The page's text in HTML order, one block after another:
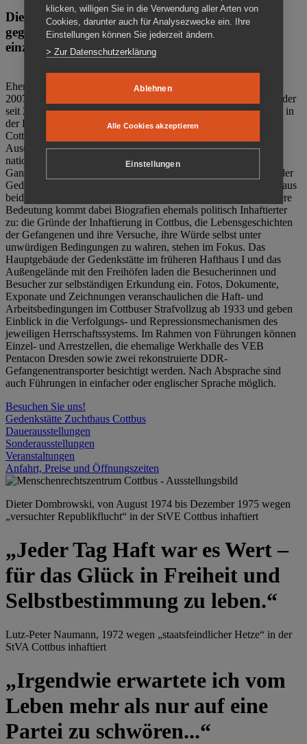
Die Gedenkstätte Zuchthaus Cottbus ist ein Ort
gegen das Vergessen. Anschaulich, nah und
einzigartig.
Ehemalige politische Häftlinge der DDR gründeten im Oktober
2007 den Verein Menschenrechtszentrum Cottbus e. V. (MRZ), der
seit 2011 Eigentümer des ehemaligen Gefängnisses (1860-2002) in
der Bautzener Straße und Träger der Gedenkstätte Zuchthaus
Cottbus ist. Im Zentrum der Arbeit der Gedenkstätte steht die
Auseinandersetzung mit politischem Unrecht während der
nationalsozialistischen Terrorherrschaft und der SED-Diktatur.
Ganzjährig zeigen mehrere Dauer- und Sonderausstellungen in der
Gedenkstätte Zuchthaus Cottbus Beispiele politischen Unrechts aus
beiden deutschen Diktaturen des 20. Jahrhunderts. Eine besondere
Bedeutung kommt dabei Biografien ehemals politisch Inhaftierter
zu: die Gründe der Inhaftierung in Cottbus, die Lebensgeschichten
der Gefangenen und ihre Versuche, ihre Würde selbst unter
unwürdigen Bedingungen zu wahren, stehen im Fokus. Das
Hauptgebäude der Gedenkstätte im früheren Hafthaus I und das
Außengelände mit den Freihöfen laden die Besucherinnen und
Besucher zur selbständigen Erkundung ein. Fotos, Dokumente,
Exponate und Zeichnungen veranschaulichen die Haft- und
Arbeitsbedingungen im Cottbuser Strafvollzug ab 1933 und geben
Einblick in die Verfolgungs- und Repressionsmechanismen des
jeweiligen Herrschaftssystems. Im Rahmen von Führungen können
Einzel- und Arrestzellen, die ehemalige Werkhalle des VEB
Pentacon Dresden sowie zwei rekonstruierte DDR-
Gefangenentransporter besichtigt werden. Nach Absprache sind
auch Führungen in einfacher oder englischer Sprache möglich.
Besuchen Sie uns!
Gedenkstätte Zuchthaus Cottbus
Dauerausstellungen
Sonderausstellungen
Veranstaltungen
Anfahrt, Preise und Öffnungszeiten
Dieter Dombrowski, von August 1974 bis Dezember 1975 wegen
„versuchter Republikflucht“ in der StVE Cottbus inhaftiert
„Jeder Tag Haft war es Wert –
für das Glück in Freiheit und
Selbstbestimmung zu leben.“
Lutz-Peter Naumann, 1972 wegen „staatsfeindlicher Hetze“ in der
StVA Cottbus inhaftiert
„Irgendwie erwartete ich vom
Leben mehr als nur auf eine
Partei zu schwören...“
klicken, willigen Sie in die Verwendung aller Arten von
Cookies, darunter auch für Analysezwecke ein. Ihre
Einstellungen können Sie jederzeit ändern.
> Zur Datenschutzerklärung
Ablehnen
Alle Cookies akzeptieren
Einstellungen